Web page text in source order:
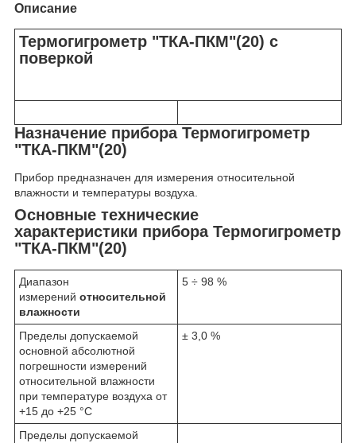
Описание
Термогигрометр "ТКА-ПКМ"(20) с
поверкой
Назначение прибора Термогигрометр
"ТКА-ПКМ"(20)
Прибор предназначен для измерения относительной
влажности и температуры воздуха.
Основные технические
характеристики прибора Термогигрометр
"ТКА-ПКМ"(20)
Диапазон
измерений относительной
влажности
5 ÷ 98 %
Пределы допускаемой
основной абсолютной
погрешности измерений
относительной влажности
при температуре воздуха от
+15 до +25 °С
± 3,0 %
Пределы допускаемой